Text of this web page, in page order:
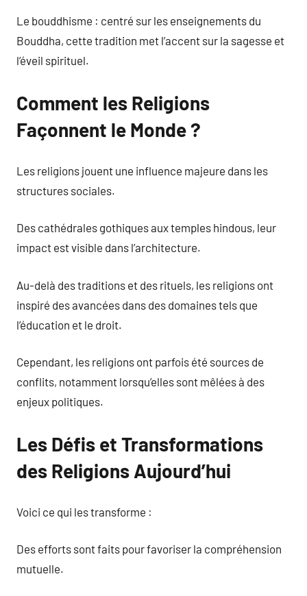
Le bouddhisme : centré sur les enseignements du
Bouddha, cette tradition met l’accent sur la sagesse et
l’éveil spirituel.
Comment les Religions
Façonnent le Monde ?
Les religions jouent une influence majeure dans les
structures sociales.
Des cathédrales gothiques aux temples hindous, leur
impact est visible dans l’architecture.
Au-delà des traditions et des rituels, les religions ont
inspiré des avancées dans des domaines tels que
l’éducation et le droit.
Cependant, les religions ont parfois été sources de
conflits, notamment lorsqu’elles sont mêlées à des
enjeux politiques.
Les Défis et Transformations
des Religions Aujourd’hui
Voici ce qui les transforme :
Des efforts sont faits pour favoriser la compréhension
mutuelle.